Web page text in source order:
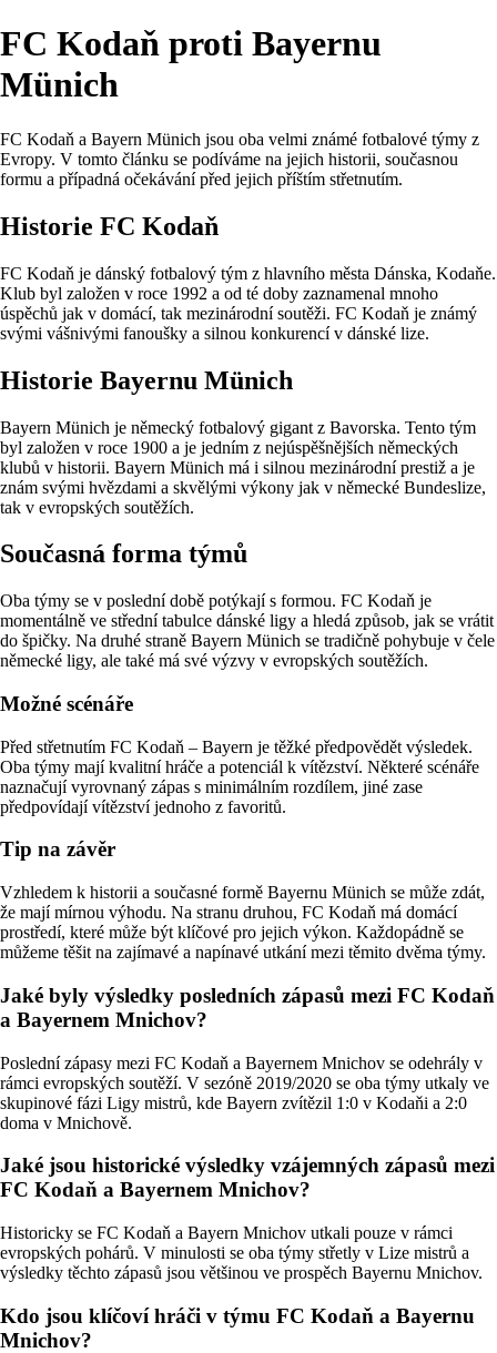
FC Kodaň proti Bayernu
Münich
FC Kodaň a Bayern Münich jsou oba velmi známé fotbalové týmy z
Evropy. V tomto článku se podíváme na jejich historii, současnou
formu a případná očekávání před jejich příštím střetnutím.
Historie FC Kodaň
FC Kodaň je dánský fotbalový tým z hlavního města Dánska, Kodaňe.
Klub byl založen v roce 1992 a od té doby zaznamenal mnoho
úspěchů jak v domácí, tak mezinárodní soutěži. FC Kodaň je známý
svými vášnivými fanoušky a silnou konkurencí v dánské lize.
Historie Bayernu Münich
Bayern Münich je německý fotbalový gigant z Bavorska. Tento tým
byl založen v roce 1900 a je jedním z nejúspěšnějších německých
klubů v historii. Bayern Münich má i silnou mezinárodní prestiž a je
znám svými hvězdami a skvělými výkony jak v německé Bundeslize,
tak v evropských soutěžích.
Současná forma týmů
Oba týmy se v poslední době potýkají s formou. FC Kodaň je
momentálně ve střední tabulce dánské ligy a hledá způsob, jak se vrátit
do špičky. Na druhé straně Bayern Münich se tradičně pohybuje v čele
německé ligy, ale také má své výzvy v evropských soutěžích.
Možné scénáře
Před střetnutím FC Kodaň – Bayern je těžké předpovědět výsledek.
Oba týmy mají kvalitní hráče a potenciál k vítězství. Některé scénáře
naznačují vyrovnaný zápas s minimálním rozdílem, jiné zase
předpovídají vítězství jednoho z favoritů.
Tip na závěr
Vzhledem k historii a současné formě Bayernu Münich se může zdát,
že mají mírnou výhodu. Na stranu druhou, FC Kodaň má domácí
prostředí, které může být klíčové pro jejich výkon. Každopádně se
můžeme těšit na zajímavé a napínavé utkání mezi těmito dvěma týmy.
Jaké byly výsledky posledních zápasů mezi FC Kodaň
a Bayernem Mnichov?
Poslední zápasy mezi FC Kodaň a Bayernem Mnichov se odehrály v
rámci evropských soutěží. V sezóně 2019/2020 se oba týmy utkaly ve
skupinové fázi Ligy mistrů, kde Bayern zvítězil 1:0 v Kodaňi a 2:0
doma v Mnichově.
Jaké jsou historické výsledky vzájemných zápasů mezi
FC Kodaň a Bayernem Mnichov?
Historicky se FC Kodaň a Bayern Mnichov utkali pouze v rámci
evropských pohárů. V minulosti se oba týmy střetly v Lize mistrů a
výsledky těchto zápasů jsou většinou ve prospěch Bayernu Mnichov.
Kdo jsou klíčoví hráči v týmu FC Kodaň a Bayernu
Mnichov?